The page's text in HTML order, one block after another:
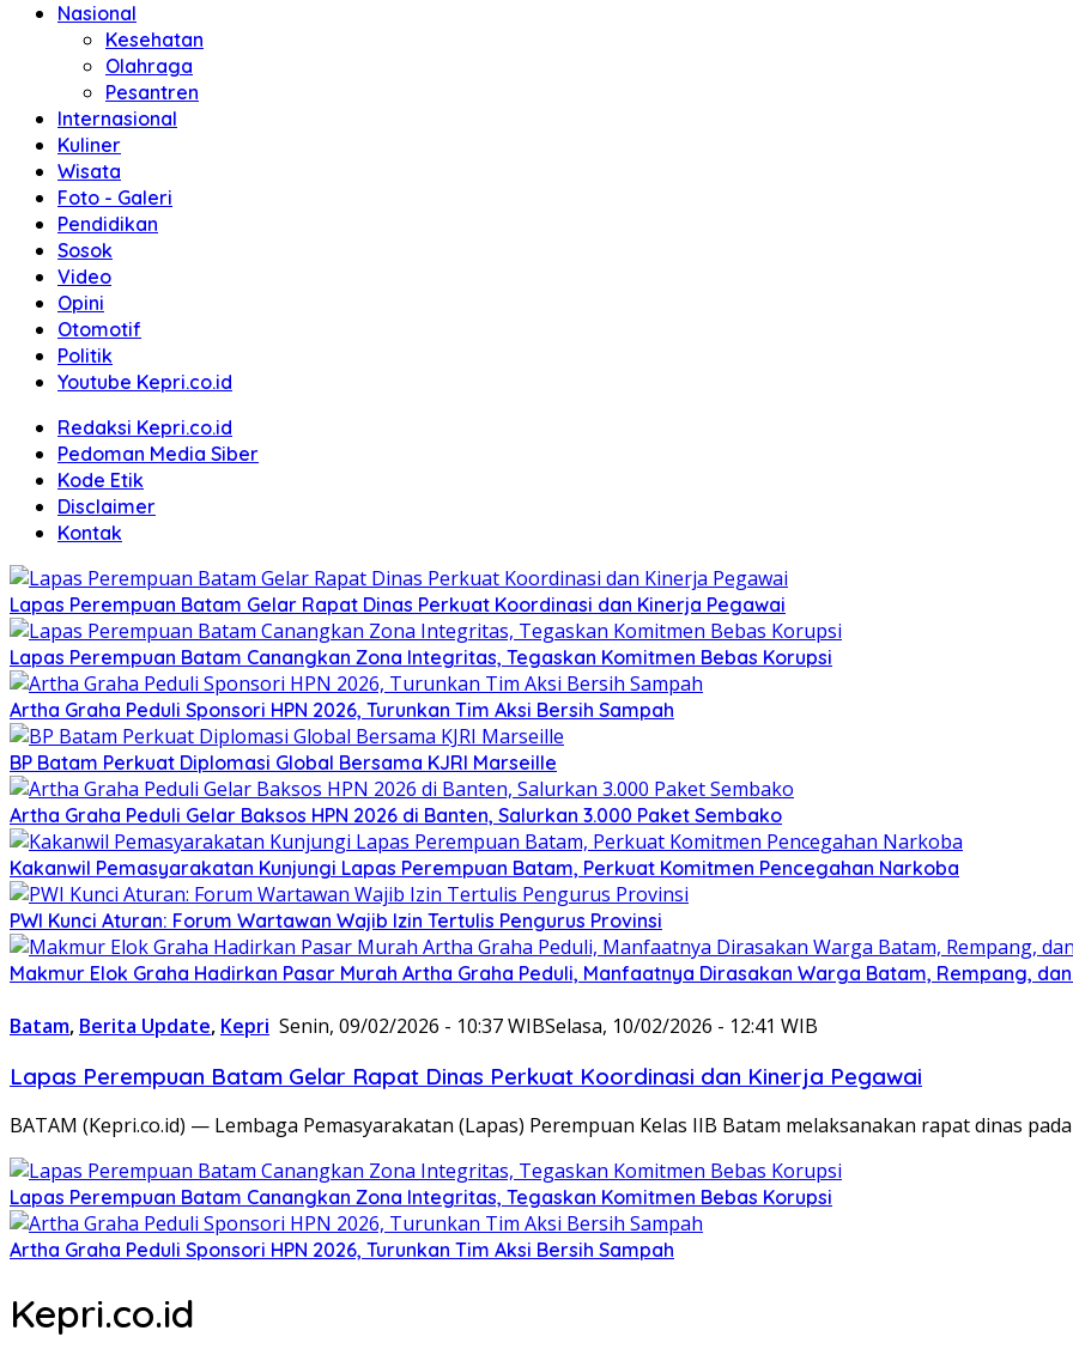
Nasional
Kesehatan
Olahraga
Pesantren
Internasional
Kuliner
Wisata
Foto - Galeri
Pendidikan
Sosok
Video
Opini
Otomotif
Politik
Youtube Kepri.co.id
Redaksi Kepri.co.id
Pedoman Media Siber
Kode Etik
Disclaimer
Kontak
Lapas Perempuan Batam Gelar Rapat Dinas Perkuat Koordinasi dan Kinerja Pegawai
Lapas Perempuan Batam Canangkan Zona Integritas, Tegaskan Komitmen Bebas Korupsi
Artha Graha Peduli Sponsori HPN 2026, Turunkan Tim Aksi Bersih Sampah
BP Batam Perkuat Diplomasi Global Bersama KJRI Marseille
Artha Graha Peduli Gelar Baksos HPN 2026 di Banten, Salurkan 3.000 Paket Sembako
Kakanwil Pemasyarakatan Kunjungi Lapas Perempuan Batam, Perkuat Komitmen Pencegahan Narkoba
PWI Kunci Aturan: Forum Wartawan Wajib Izin Tertulis Pengurus Provinsi
Makmur Elok Graha Hadirkan Pasar Murah Artha Graha Peduli, Manfaatnya Dirasakan Warga Batam, Rempang,
Batam, Berita Update, Kepri Senin, 09/02/2026 - 10:37 WIBSelasa, 10/02/2026 - 12:41 WIB
Lapas Perempuan Batam Gelar Rapat Dinas Perkuat Koordinasi dan Kinerja Pegawai
BATAM (Kepri.co.id) — Lembaga Pemasyarakatan (Lapas) Perempuan Kelas IIB Batam melaksanakan rapat dinas
Lapas Perempuan Batam Canangkan Zona Integritas, Tegaskan Komitmen Bebas Korupsi
Artha Graha Peduli Sponsori HPN 2026, Turunkan Tim Aksi Bersih Sampah
Kepri.co.id